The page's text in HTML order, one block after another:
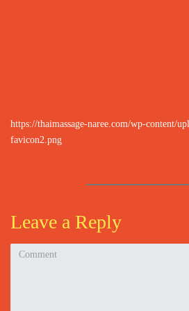
https://thaimassage-naree.com/wp-content/
favicon2.png
Leave a Reply